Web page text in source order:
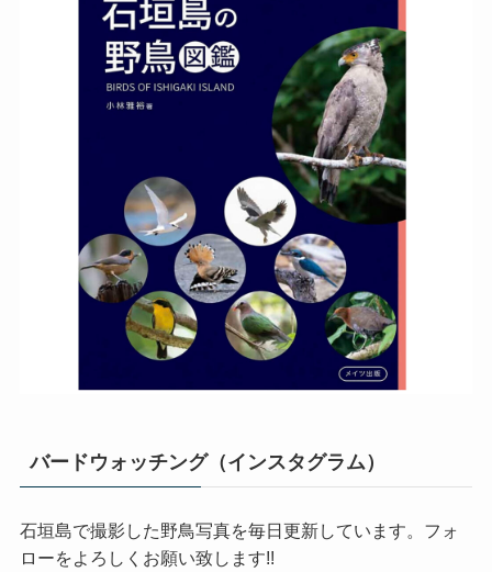
バードウォッチング（インスタグラム）
石垣島で撮影した野鳥写真を毎日更新しています。フォ
ローをよろしくお願い致します!!